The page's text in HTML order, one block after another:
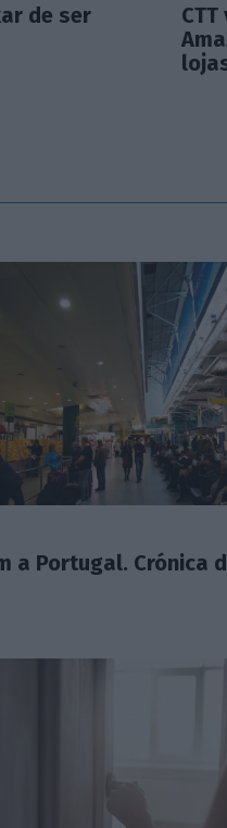
de ser
a Portugal. Crónica